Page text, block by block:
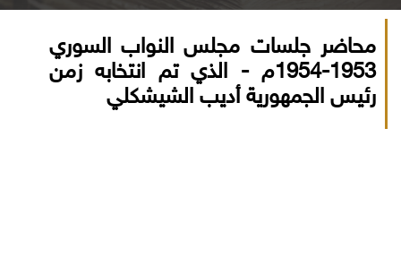
محاضر جلسات مجلس النواب السوري
1953-1954م - الذي تم انتخابه زمن
رئيس الجمهورية أديب الشيشكلي